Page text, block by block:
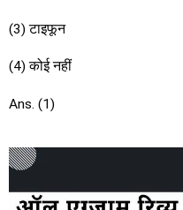
(3) टाइफून
(4) कोई नहीं
Ans. (1)